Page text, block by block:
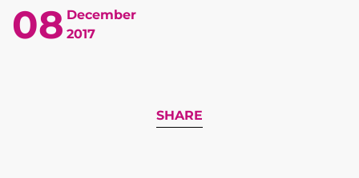
08 December
2017
SHARE